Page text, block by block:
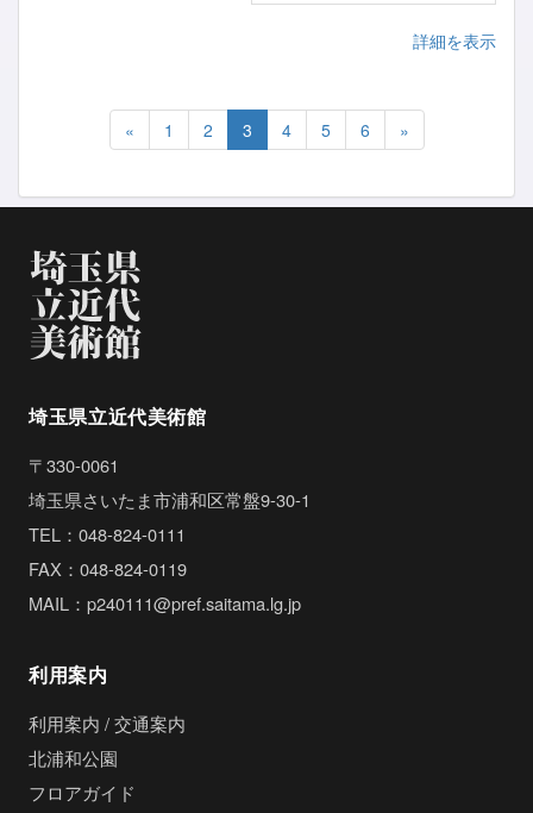
詳細を表示
« 1 2 3 4 5 6 »
埼玉県立近代美術館
〒330-0061
埼玉県さいたま市浦和区常盤9-30-1
TEL：048-824-0111
FAX：048-824-0119
MAIL：p240111@pref.saitama.lg.jp
利用案内
利用案内 / 交通案内
北浦和公園
フロアガイド